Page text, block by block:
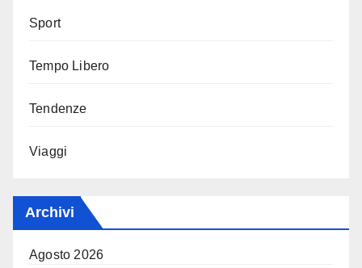
Sport
Tempo Libero
Tendenze
Viaggi
Archivi
Agosto 2026